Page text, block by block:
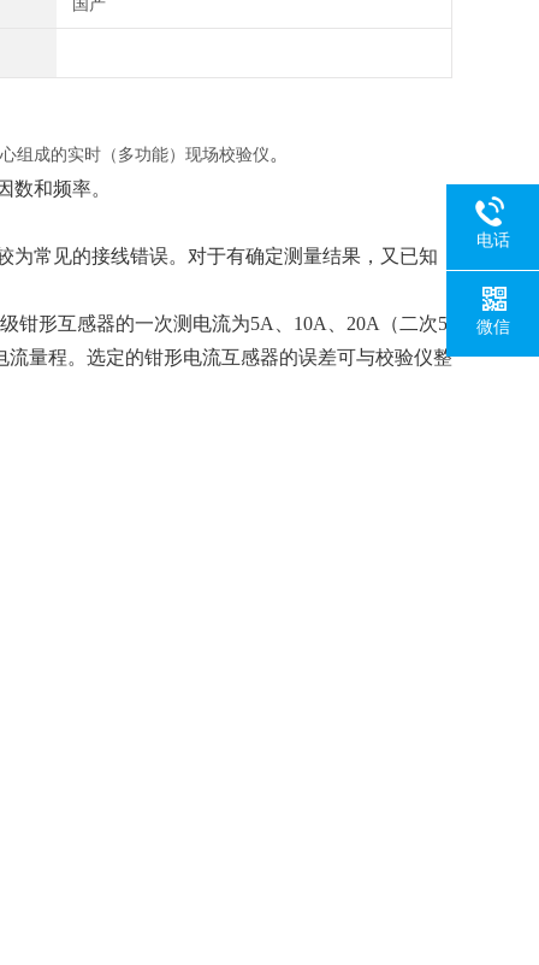
组成的实时（多功能）现场校验仪 。
数和频率。
为常见的接线错误。对于有确定测量结果，又已知
钳形互感器的一次测电流为5A、10A、20A（二次5
量程。选定的钳形电流互感器的误差可与校验仪整
电话
微信